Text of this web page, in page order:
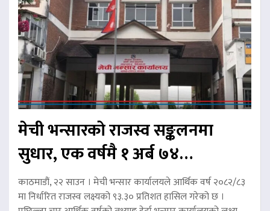
मेची भन्सारको राजस्व सङ्कलनमा
सुधार, एक वर्षमै १ अर्ब ७४…
काठमाडौं, २२ साउन । मेची भन्सार कार्यालयले आर्थिक वर्ष २०८२/८३
मा निर्धारित राजस्व लक्ष्यको ९३.३० प्रतिशत हासिल गरेको छ ।